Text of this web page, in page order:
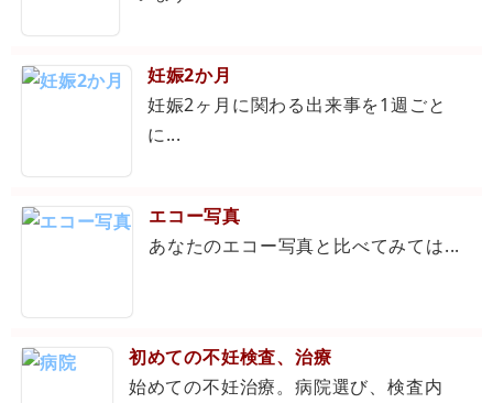
妊娠2か月
妊娠2ヶ月に関わる出来事を1週ごと
に...
エコー写真
あなたのエコー写真と比べてみては...
初めての不妊検査、治療
始めての不妊治療。病院選び、検査内